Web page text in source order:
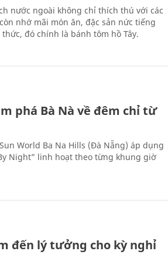
nước ngoài không chỉ thích thú với các
nhớ mãi món ăn, đặc sản nức tiếng
đó chính là bánh tôm hồ Tây.
phá Bà Nà về đêm chỉ từ
World Ba Na Hills (Đà Nẵng) áp dụng
Night” linh hoạt theo từng khung giờ
đến lý tưởng cho kỳ nghỉ